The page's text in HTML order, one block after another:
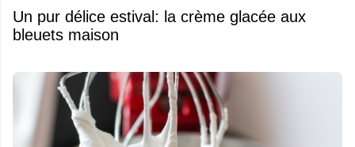
Un pur délice estival: la crème glacée aux
bleuets maison